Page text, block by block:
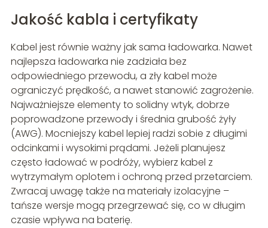
Jakość kabla i certyfikaty
Kabel jest równie ważny jak sama ładowarka. Nawet
najlepsza ładowarka nie zadziała bez
odpowiedniego przewodu, a zły kabel może
ograniczyć prędkość, a nawet stanowić zagrożenie.
Najważniejsze elementy to solidny wtyk, dobrze
poprowadzone przewody i średnia grubość żyły
(AWG). Mocniejszy kabel lepiej radzi sobie z długimi
odcinkami i wysokimi prądami. Jeżeli planujesz
często ładować w podróży, wybierz kabel z
wytrzymałym oplotem i ochroną przed przetarciem.
Zwracaj uwagę także na materiały izolacyjne –
tańsze wersje mogą przegrzewać się, co w długim
czasie wpływa na baterię.